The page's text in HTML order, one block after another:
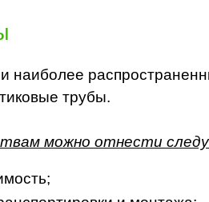
наиболее
трубы.
можно отнести